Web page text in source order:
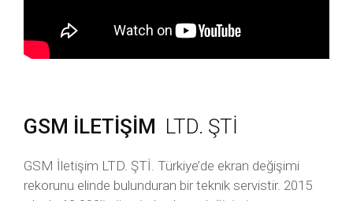
GSM İLETİŞİM LTD. ŞTİ
GSM İletişim LTD. ŞTİ. Türkiye’de ekran değişimi
rekorunu elinde bulunduran bir teknik servistir. 2015